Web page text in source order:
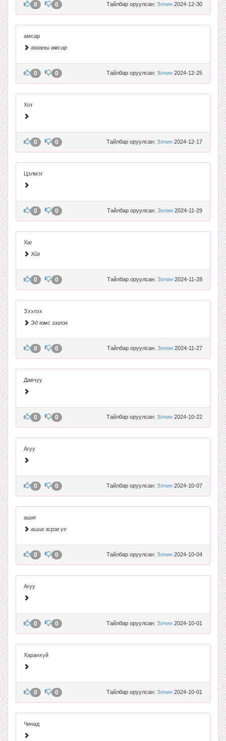
Тайлбар оруулсан: Зочин 2024-12-30
0 0
амсар
аяганы амсар
Тайлбар оруулсан: Зочин 2024-12-25
0 0
Хот
Тайлбар оруулсан: Зочин 2024-12-17
0 0
Цэлмэг
Тайлбар оруулсан: Зочин 2024-11-29
0 0
Хаг
Хйг
Тайлбар оруулсан: Зочин 2024-11-28
0 0
Зээлэх
Эд юмс зээлэх
Тайлбар оруулсан: Зочин 2024-11-27
0 0
Давчуу
Тайлбар оруулсан: Зочин 2024-10-22
0 0
Агуу
Тайлбар оруулсан: Зочин 2024-10-07
0 0
ашиг
ашиг эсрэг үг
Тайлбар оруулсан: Зочин 2024-10-04
0 0
Агуу
Тайлбар оруулсан: Зочин 2024-10-01
0 0
Харанхуй
Тайлбар оруулсан: Зочин 2024-10-01
0 0
Чинад